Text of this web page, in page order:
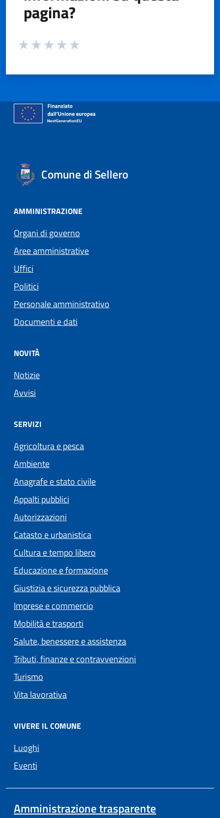
pagina?
Valuta da 1 a 5 stelle la pagina
Comune di Sellero
AMMINISTRAZIONE
Organi di governo
Aree amministrative
Uffici
Politici
Personale amministrativo
Documenti e dati
NOVITÀ
Notizie
Avvisi
SERVIZI
Agricoltura e pesca
Ambiente
Anagrafe e stato civile
Appalti pubblici
Autorizzazioni
Catasto e urbanistica
Cultura e tempo libero
Educazione e formazione
Giustizia e sicurezza pubblica
Imprese e commercio
Mobilità e trasporti
Salute, benessere e assistenza
Tributi, finanze e contravvenzioni
Turismo
Vita lavorativa
VIVERE IL COMUNE
Luoghi
Eventi
Amministrazione trasparente